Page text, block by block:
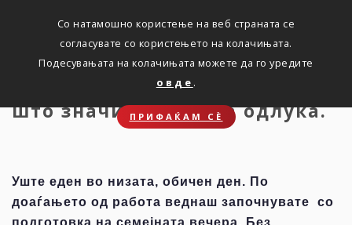
Со натамошно користење на веб страната се
согласувате со користењето на колачињата.
Подесувањата на колачињата можете да го уредите
овде .
ПРИФАЌАМ СЀ
Како правилно се гаси
запалено масло за готвење и
што значи погрешна одлука.
Уште еден во низата, обичен ден. По
доаѓањето од работа веднаш започнувате со
подготовка на семејната вечера. Без